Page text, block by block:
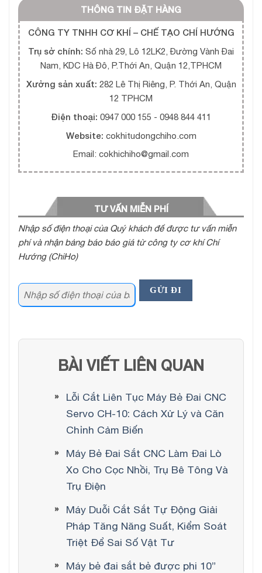
THÔNG TIN ĐẶT HÀNG
CÔNG TY TNHH CƠ KHÍ – CHẾ TẠO CHÍ HƯỚNG
Trụ sở chính: Số nhà 29, Lô 12LK2, Đường Vành Đai
Nam, KDC Hà Đô, P.Thới An, Quận 12,TPHCM
Xưởng sản xuất: 282 Lê Thị Riêng, P. Thới An, Quận
12 TPHCM
Điện thoại: 0947 000 155 - 0948 844 411
Website: cokhitudongchiho.com
Email: cokhichiho@gmail.com
TƯ VẤN MIỄN PHÍ
Nhập số điện thoại của Quý khách để được tư vấn miễn
phí và nhận bảng báo báo giá từ công ty cơ khí Chí
Hướng (ChiHo)
BÀI VIẾT LIÊN QUAN
Lỗi Cắt Liên Tục Máy Bẻ Đai CNC
Servo CH-10: Cách Xử Lý và Căn
Chỉnh Cảm Biến
Máy Bẻ Đai Sắt CNC Làm Đai Lò
Xo Cho Cọc Nhồi, Trụ Bê Tông Và
Trụ Điện
Máy Duỗi Cắt Sắt Tự Động Giải
Pháp Tăng Năng Suất, Kiểm Soát
Triệt Để Sai Số Vật Tư
Máy bẻ đai sắt bẻ được phi 10”